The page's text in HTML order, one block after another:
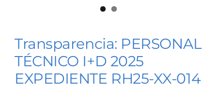
Transparencia: PERSONAL
TÉCNICO I+D 2025
EXPEDIENTE RH25-XX-014